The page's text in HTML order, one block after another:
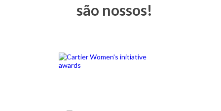
são nossos!